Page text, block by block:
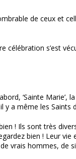
de ceux et
s’est
‘Sainte Marie’,
y a même les Saints
! Ils sont très
bien ! Leur
vrais hommes, de